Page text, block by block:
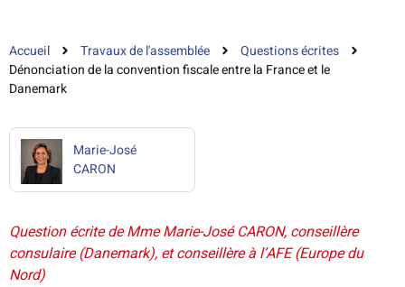
Accueil Travaux de l'assemblée
Questions écrites
Dénonciation de la convention fiscale entre la France et le
Danemark
Marie-José
CARON
Question écrite de Mme Marie-José CARON, conseillère
consulaire (Danemark), et conseillère à l’AFE (Europe du
Nord)